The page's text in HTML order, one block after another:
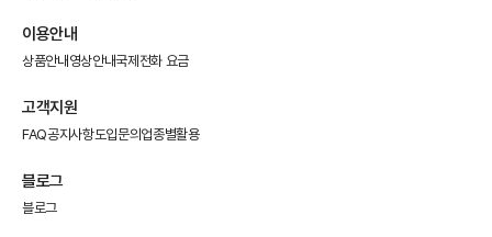
이용안내
상품안내영상안내국제전화 요금
고객지원
FAQ공지사항도입문의업종별활용
블로그
블로그